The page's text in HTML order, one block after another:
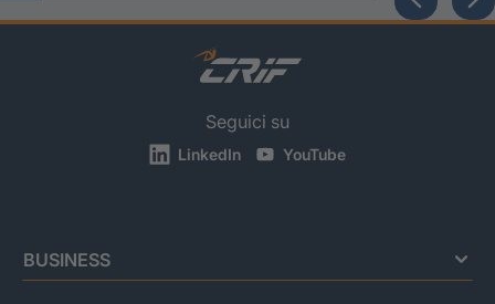
Seguici su
LinkedIn YouTube
BUSINESS